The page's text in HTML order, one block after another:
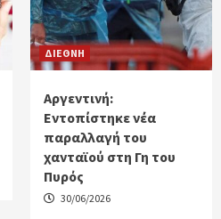
ΔΙΕΘΝΗ
Αργεντινή:
Εντοπίστηκε νέα
παραλλαγή του
χανταϊού στη Γη του
Πυρός
30/06/2026